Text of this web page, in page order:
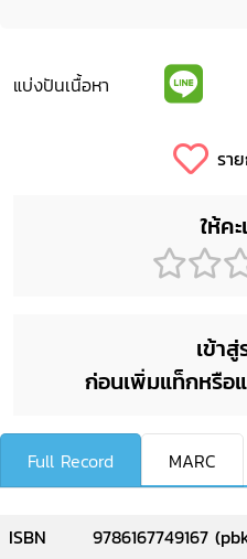
แบ่งปันเนื้อหา
รา
ให้ค
เข้า
ก่อนเพิ่มแท็กหรือ
Full Record MARC
ISBN
9786167749167